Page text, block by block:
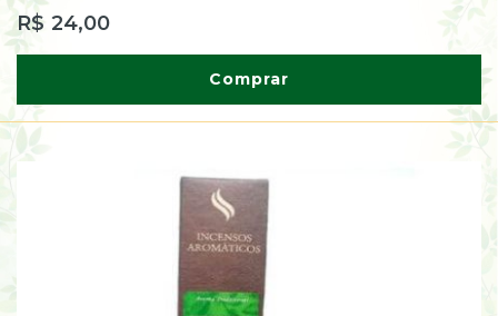
R$ 24,00
Comprar